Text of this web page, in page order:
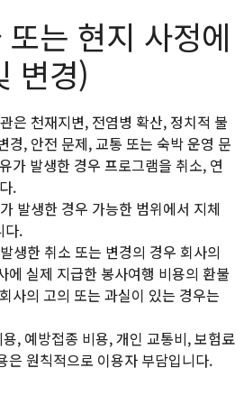
는 현지 사정에
변경)
은 천재지변, 전염병 확산, 정치적 불
경, 안전 문제, 교통 또는 숙박 운영 문
가 발생한 경우 프로그램을 취소, 연
.
발생한 경우 가능한 범위에서 지체
다.
생한 취소 또는 변경의 경우 회사의
에 실제 지급한 봉사여행 비용의 환불
사의 고의 또는 과실이 있는 경우는
, 예방접종 비용, 개인 교통비, 보험료
은 원칙적으로 이용자 부담입니다.